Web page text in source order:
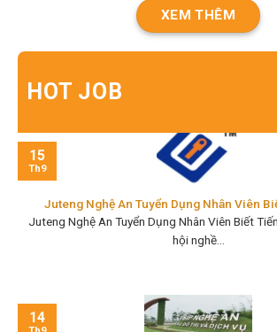
XEM THÊM
HOT JOB
Juteng Nghệ An Tuyển Dụng Nhân Viên
Juteng Nghệ An Tuyển Dụng Nhân Viên Biết
hội nghề...
15
Th9
14